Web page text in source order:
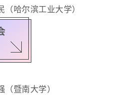
（哈尔滨工业大学）
中科院技物所）
（国家纳米科学中心）
（河南大学）
（暨南大学）